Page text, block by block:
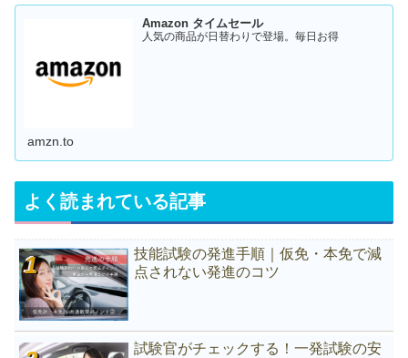
Amazon タイムセール
人気の商品が日替わりで登場。毎日お得
amzn.to
よく読まれている記事
技能試験の発進手順｜仮免・本免で減
点されない発進のコツ
試験官がチェックする！一発試験の安